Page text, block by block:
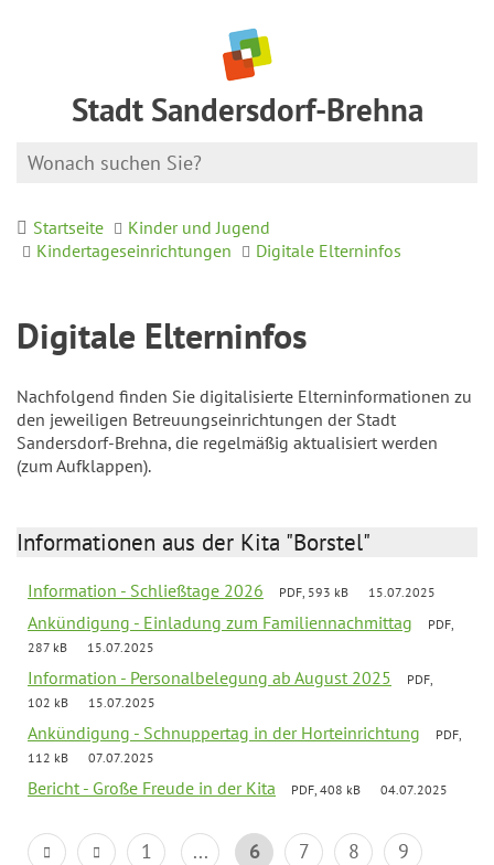
Stadt Sandersdorf-Brehna
Startseite
Kinder und Jugend
Kindertageseinrichtungen
Digitale Elterninfos
Digitale Elterninfos
Nachfolgend finden Sie digitalisierte Elterninformationen zu
den jeweiligen Betreuungseinrichtungen der Stadt
Sandersdorf-Brehna, die regelmäßig aktualisiert werden
(zum Aufklappen).
Informationen aus der Kita "Borstel"
Information - Schließtage 2026 PDF, 593 kB 15.07.2025
Ankündigung - Einladung zum Familiennachmittag
PDF,
287 kB
15.07.2025
Information - Personalbelegung ab August 2025
PDF,
102 kB
15.07.2025
Ankündigung - Schnuppertag in der Horteinrichtung
PDF,
112 kB
07.07.2025
Bericht - Große Freude in der Kita PDF, 408 kB 04.07.2025
1 ... 6 7 8
9